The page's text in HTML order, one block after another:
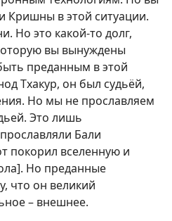
Кришны в этой ситуации.
Но это какой-то долг,
вы вынуждены
преданным в этой
Тхакур, он был судьёй,
Но мы не прославляем
Это лишь
Бали
покорил вселенную и
Но преданные
что он великий
– внешнее.